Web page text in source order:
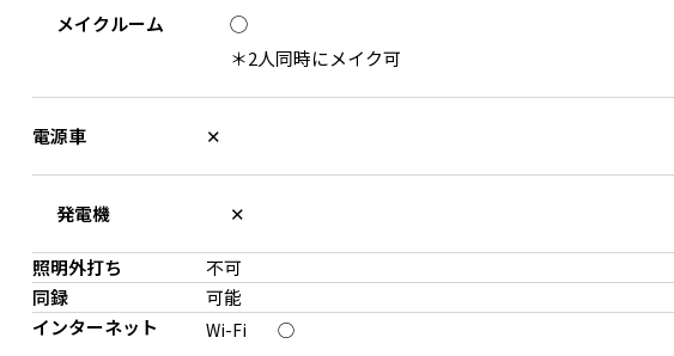
メイクルーム
◯
＊2人同時にメイク可
電源車 ✕
発電機 ✕
照明外打ち
不可
同録
可能
インターネット
Wi-Fi
◯